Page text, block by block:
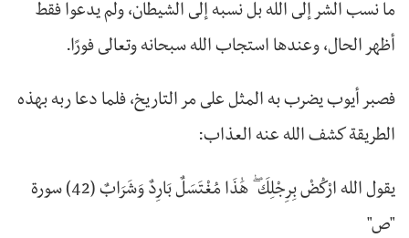
ما نسب الشر إلى الله بل نسبه إلى الشيطان، ولم يدعوا فقط
أظهر الحال، وعندها استجاب الله سبحانه وتعالى فورًا.
فصبر أيوب يضرب به المثل على مر التاريخ، فلما دعا ربه بهذه
الطريقة كشف الله عنه العذاب:
يقول الله ارْكُضْ بِرِجْلِكَ ۖ هَٰذَا مُغْتَسَلٌ بَارِدٌ وَشَرَابٌ (42) سورة
"ص"